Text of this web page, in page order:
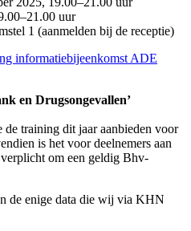
uur
1 (aanmelden bij de receptie)
informatiebijeenkomst ADE
en Drugsongevallen’
training dit jaar aanbieden voor
is het voor deelnemers aan
om een geldig Bhv-
de enige data die wij via KHN